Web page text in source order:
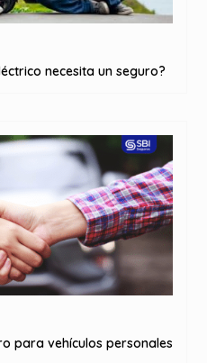
necesita un seguro?
para vehículos personales